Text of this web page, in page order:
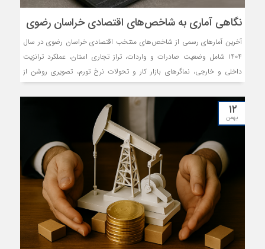
نگاهی آماری به شاخص‌های اقتصادی خراسان رضوی
آخرین آمارهای رسمی از شاخص‌های منتخب اقتصادی خراسان رضوی در سال
۱۴۰۴ شامل وضعیت صادرات و واردات، تراز تجاری استان، عملکرد ترانزیت
داخلی و خارجی، نماگرهای بازار کار و تحولات نرخ تورم، تصویری روشن از
روندهای اقتصادی این خطه و جایگاه آن در اقتصاد کشور ارائه می‌دهد.
۱۲
بهمن